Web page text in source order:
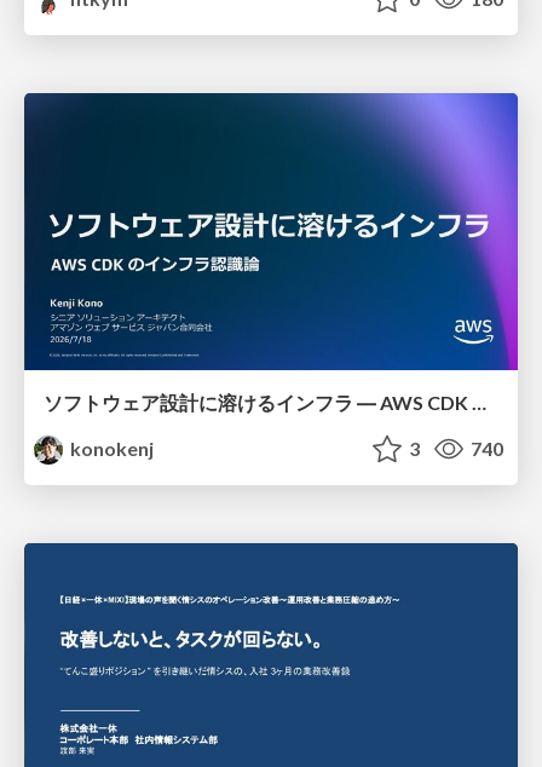
ソフトウェア設計に溶けるインフラ ― AWS CDK のインフラ認識論
konokenj
3 740